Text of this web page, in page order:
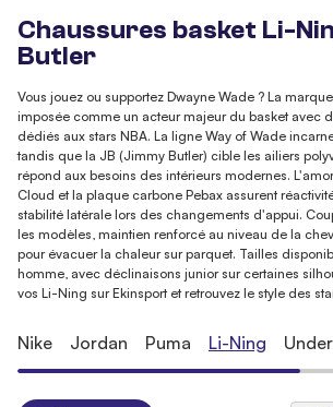
Chaussures basket Li-
Butler
Vous jouez ou supportez Dwayne Wade ? La
imposée comme un acteur majeur du basket avec
dédiés aux stars NBA. La ligne Way of Wade
tandis que la JB (Jimmy Butler) cible les ailiers
répond aux besoins des intérieurs modernes.
Cloud et la plaque carbone Pebax assurent
stabilité latérale lors des changements d'appui.
les modèles, maintien renforcé au niveau de la
pour évacuer la chaleur sur parquet. Tailles
homme, avec déclinaisons junior sur certaines
vos Li-Ning sur Ekinsport et retrouvez le style des
Nike Jordan Puma Li-Ning